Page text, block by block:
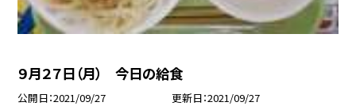
９月２７日（月） 今日の給食
公開日 2021/09/27 更新日 2021/09/27